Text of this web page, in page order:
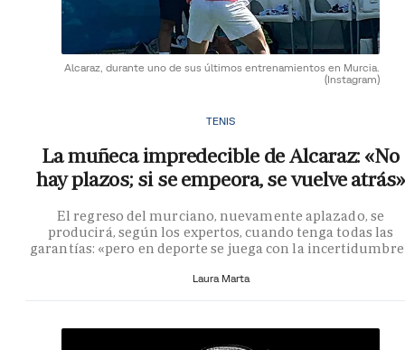
Alcaraz, durante uno de sus últimos entrenamientos en Murcia.
(Instagram)
TENIS
La muñeca impredecible de Alcaraz: «No
hay plazos; si se empeora, se vuelve atrás»
El regreso del murciano, nuevamente aplazado, se
producirá, según los expertos, cuando tenga todas las
garantías: «pero en deporte se juega con la
Laura Marta